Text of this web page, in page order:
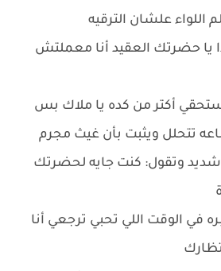
اللواء علشان الترقيه
يا حضرتك العقيد أنا معملتش
أكتر من كده يا ملاك بس
تتحلل ويثبت بأن غيث مجرم
شديد وتقول: كنت جايه لحضرتك
في الوقت اللي تحبي ترجعي أنا